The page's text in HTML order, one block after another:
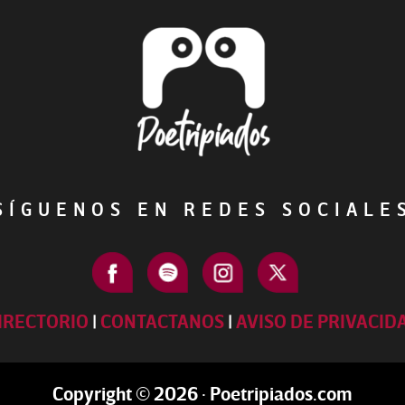
EN REDES
| CONTACTANOS| AVISO DE
Copyright © 2026 · Poetripiados.com